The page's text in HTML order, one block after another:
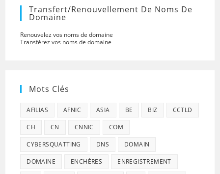
Transfert/renouvellement De Noms De
Domaine
Renouvelez vos noms de domaine
Transférez vos noms de domaine
Mots Clés
AFILIAS AFNIC ASIA BE BIZ CCTLD
CH CN CNNIC COM
CYBERSQUATTING DNS DOMAIN
DOMAINE ENCHÈRES ENREGISTREMENT